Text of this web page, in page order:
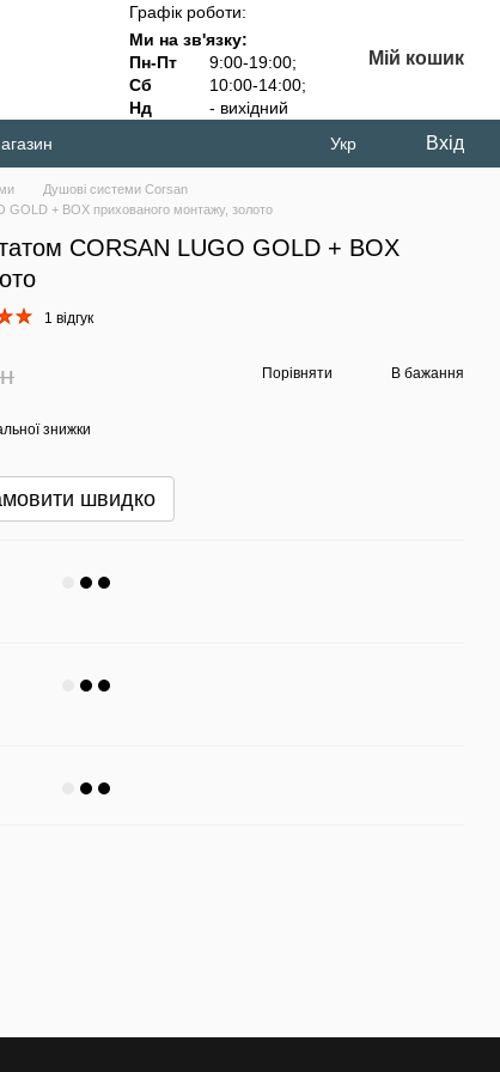
Графік роботи:
Ми на зв'язку:
Пн-Пт
9:00-19:00;
Сб
10:00-14:00;
Нд
- вихідний
Мій кошик
Укр Вхід
Душові системи Corsan
+ BOX прихованого монтажу, золото
CORSAN LUGO GOLD + BOX
1 відгук
Порівняти В бажання
знижки
швидко